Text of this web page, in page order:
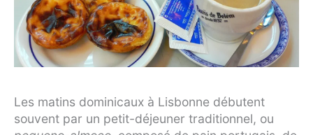
Les matins dominicaux à Lisbonne débutent
souvent par un petit-déjeuner traditionnel, ou